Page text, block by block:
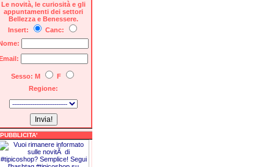
Le novità, le curiosità e gli
appuntamenti dei settori
Bellezza e Benessere.
Insert:
Canc:
Sesso: M
F
Regione: